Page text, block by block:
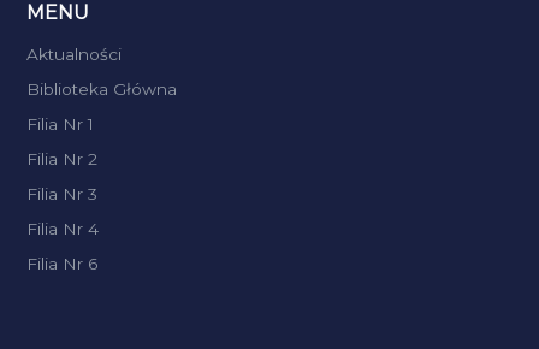
MENU
Aktualności
Biblioteka Główna
Filia Nr 1
Filia Nr 2
Filia Nr 3
Filia Nr 4
Filia Nr 6